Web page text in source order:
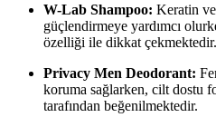
W-Lab Shampoo: Keratin
güçlendirmeye yardımcı
özelliği ile dikkat çekmektedir.
Privacy Men Deodorant:
koruma sağlarken, cilt dostu
tarafından beğenilmektedir.